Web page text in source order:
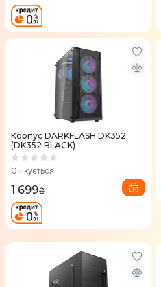
Корпус DARKFLASH DK352
(DK352 BLACK)
Очікується
1 699₴